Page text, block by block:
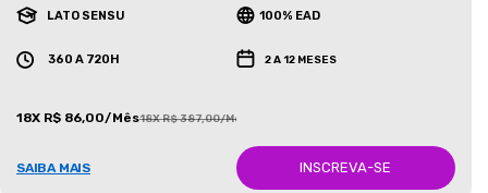
LATO SENSU 100% EAD
360 A 720H 2 A 12 MESES
18X R$ 86,00/Mês18X R$ 387,00/Mês
SAIBA MAIS INSCREVA-SE